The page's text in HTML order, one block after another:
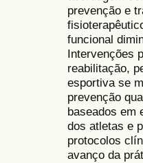
prevenção e
funcional
Intervenções
reabilitação,
esportiva se
prevenção
baseados em
dos atletas e
protocolos
avanço da